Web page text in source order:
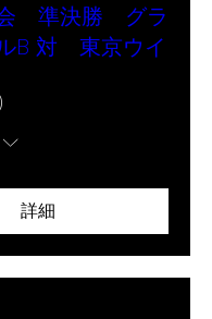
準決勝 グラ
B 対 東京ウイ
詳細